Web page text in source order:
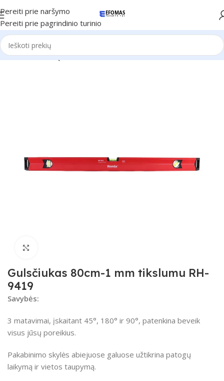
Pereiti prie naršymo
Pereiti prie pagrindinio turinio
Pradžia Ronix Įrankiai
Gulsčiukas 80cm-1 mm tikslumu RH-
9419
Savybės:
3 matavimai, įskaitant 45°, 180° ir 90°, patenkina beveik
visus jūsų poreikius.
Pakabinimo skylės abiejuose galuose užtikrina patogų
laikymą ir vietos taupymą.